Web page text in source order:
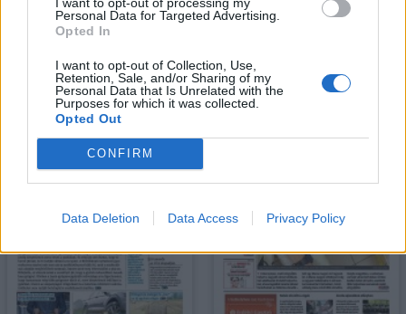
Personal Data for Targeted Advertising.
Opted In
I want to opt-out of Collection, Use,
Retention, Sale, and/or Sharing of my
Personal Data that Is Unrelated with the
Purposes for which it was collected.
Opted Out
CONFIRM
Data Deletion Data Access Privacy Policy
MEGTEKINTÉS